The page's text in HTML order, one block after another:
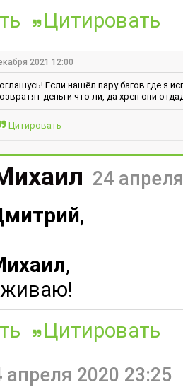
Цитировать
2021 12:00
Если нашёл пару багов где я
деньги что ли, да хрен они
Цитировать
24
,
,
Цитировать
апреля 2020 23:25